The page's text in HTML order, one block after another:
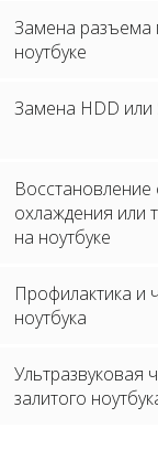
Замена разъема
ноутбуке
Замена HDD или
Восстановление
охлаждения или
на ноутбуке
Профилактика и
ноутбука
Ультразвуковая
залитого